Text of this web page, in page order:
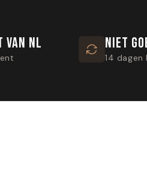
VAN NL NIET
14